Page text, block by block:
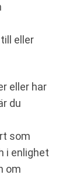
eller
eller har
du
som
i enlighet
om